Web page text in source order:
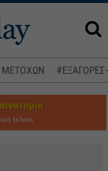
ΜΕΤΟΧΩΝ
έκδοση